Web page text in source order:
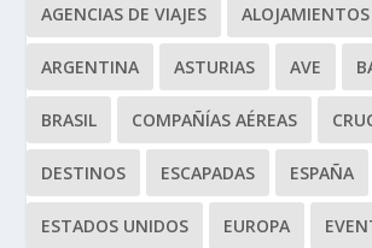
AGENCIAS DE VIAJES ALOJAMIENTOS
ARGENTINA ASTURIAS AVE
BRASIL COMPAÑÍAS AÉREAS
DESTINOS ESCAPADAS ESPAÑA
ESTADOS UNIDOS EUROPA